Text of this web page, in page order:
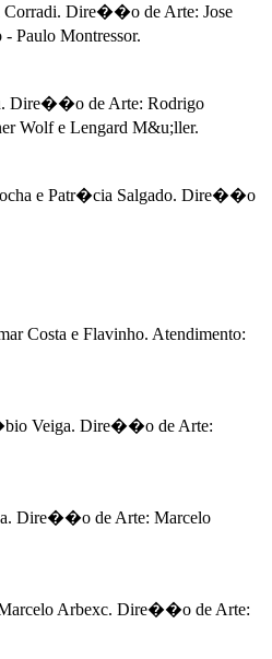
Dire��o de Arte: Jose
Paulo Montressor.
Dire��o de Arte: Rodrigo
Wolf e Lengard M&u;ller.
e Patr�cia Salgado. Dire��o
Costa e Flavinho. Atendimento:
Veiga. Dire��o de Arte:
Dire��o de Arte: Marcelo
Arbexc. Dire��o de Arte: